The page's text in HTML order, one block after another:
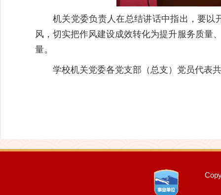
机关党委负责人在总结讲话中指出，要以
风，切实把作风建设成效转化为提升服务质量
量。
学校机关党委各党支部（总支）党员代表